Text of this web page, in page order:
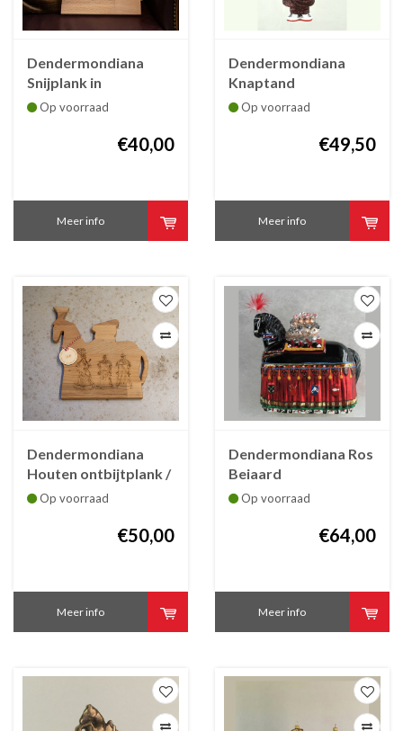
Dendermondiana
Snijplank in
beukenhout Ros
Op voorraad
€40,00
Meer info
Dendermondiana
Knaptand
kerstornament
Op voorraad
€49,50
Meer info
Dendermondiana
Houten ontbijtplank /
kaasplank / snijplank
Op voorraad
€50,00
Meer info
Dendermondiana Ros
Beiaard
kerstornament
Op voorraad
€64,00
Meer info